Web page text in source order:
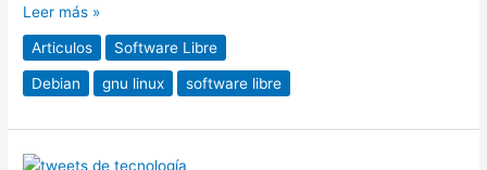
Leer más »
Articulos Software Libre
Debian gnu linux software libre
Explicación